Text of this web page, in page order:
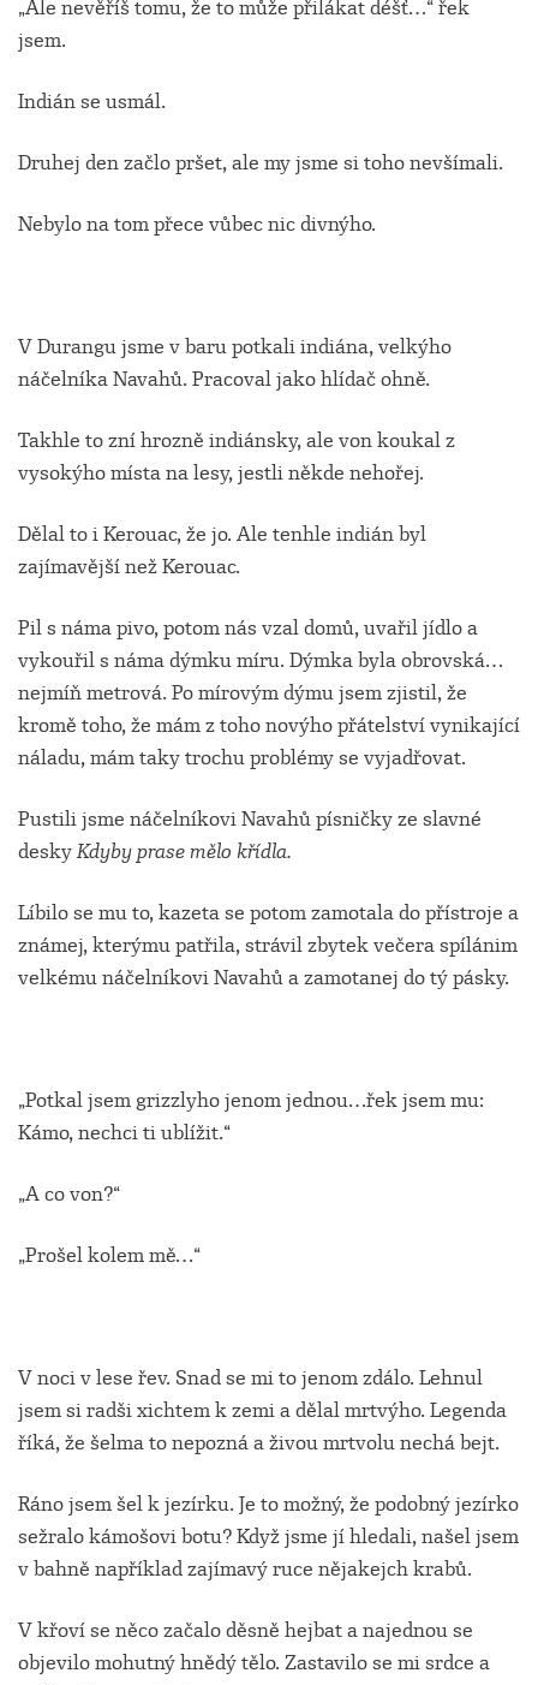
„Ale nevěříš tomu, že to může přilákat déšť…“ řek
jsem.
Indián se usmál.
Druhej den začlo pršet, ale my jsme si toho nevšímali.
Nebylo na tom přece vůbec nic divnýho.
V Durangu jsme v baru potkali indiána, velkýho
náčelníka Navahů. Pracoval jako hlídač ohně.
Takhle to zní hrozně indiánsky, ale von koukal z
vysokýho místa na lesy, jestli někde nehořej.
Dělal to i Kerouac, že jo. Ale tenhle indián byl
zajímavější než Kerouac.
Pil s náma pivo, potom nás vzal domů, uvařil jídlo a
vykouřil s náma dýmku míru. Dýmka byla obrovská…
nejmíň metrová. Po mírovým dýmu jsem zjistil, že
kromě toho, že mám z toho novýho přátelství vynikající
náladu, mám taky trochu problémy se vyjadřovat.
Pustili jsme náčelníkovi Navahů písničky ze slavné
deskyKdyby prase mělo křídla.
Líbilo se mu to, kazeta se potom zamotala do přístroje a
známej, kterýmu patřila, strávil zbytek večera spílánim
velkému náčelníkovi Navahů a zamotanej do tý pásky.
„Potkal jsem grizzlyho jenom jednou…řek jsem mu:
Kámo, nechci ti ublížit.“
„A co von?“
„Prošel kolem mě…“
V noci v lese řev. Snad se mi to jenom zdálo. Lehnul
jsem si radši xichtem k zemi a dělal mrtvýho. Legenda
říká, že šelma to nepozná a živou mrtvolu nechá bejt.
Ráno jsem šel k jezírku. Je to možný, že podobný jezírko
sežralo kámošovi botu? Když jsme jí hledali, našel jsem
v bahně například zajímavý ruce nějakejch krabů.
V křoví se něco začalo děsně hejbat a najednou se
objevilo mohutný hnědý tělo. Zastavilo se mi srdce a